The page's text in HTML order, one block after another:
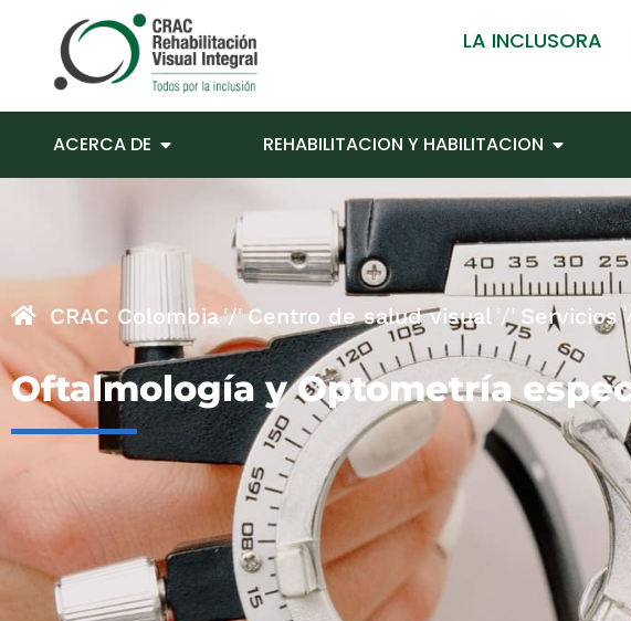
LA INCLUSORA
ACERCA DE REHABILITACION Y HABILITACION
CRAC Colombia Centro de salud visual Servicios
Oftalmología y Optometría